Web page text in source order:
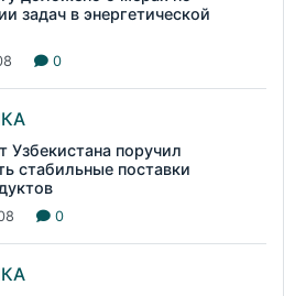
задач в энергетической
0
Узбекистана поручил
стабильные поставки
0